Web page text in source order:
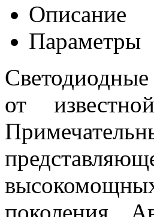
Описание
Параметры
от
поколения.